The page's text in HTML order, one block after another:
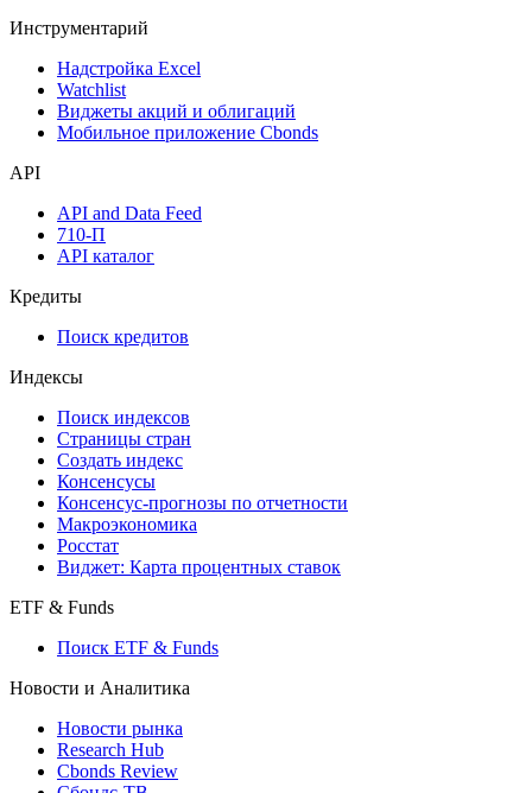
Инструментарий
Надстройка Excel
Watchlist
Виджеты акций и облигаций
Мобильное приложение Cbonds
API
API and Data Feed
710-П
API каталог
Кредиты
Поиск кредитов
Индексы
Поиск индексов
Страницы стран
Создать индекс
Консенсусы
Консенсус-прогнозы по отчетности
Макроэкономика
Росстат
Виджет: Карта процентных ставок
ETF & Funds
Поиск ETF & Funds
Новости и Аналитика
Новости рынка
Research Hub
Cbonds Review